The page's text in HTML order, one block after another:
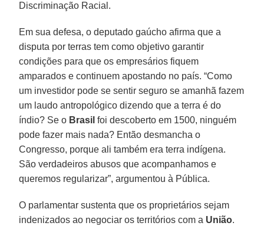
Discriminação Racial.
Em sua defesa, o deputado gaúcho afirma que a
disputa por terras tem como objetivo garantir
condições para que os empresários fiquem
amparados e continuem apostando no país. “Como
um investidor pode se sentir seguro se amanhã fazem
um laudo antropológico dizendo que a terra é do
índio? Se o Brasil foi descoberto em 1500, ninguém
pode fazer mais nada? Então desmancha o
Congresso, porque ali também era terra indígena.
São verdadeiros abusos que acompanhamos e
queremos regularizar”, argumentou à Pública.
O parlamentar sustenta que os proprietários sejam
indenizados ao negociar os territórios com a União.